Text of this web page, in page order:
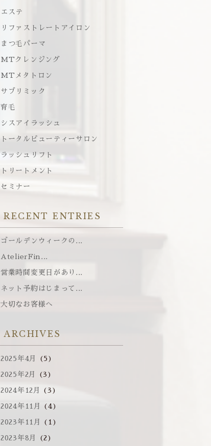
エステ
リファストレートアイロン
まつ毛パーマ
MTクレンジング
MTメタトロン
サブリミック
育毛
シスアイラッシュ
トータルビューティーサロン
ラッシュリフト
トリートメント
セミナー
RECENT ENTRIES
ゴールデンウィークの...
AtelierFin...
営業時間変更日があり...
ネット予約はじまって...
大切なお客様へ
ARCHIVES
2025年4月 (5)
2025年2月 (3)
2024年12月 (3)
2024年11月 (4)
2023年11月 (1)
2023年8月 (2)